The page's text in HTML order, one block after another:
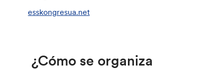
esskongresua.net
¿Cómo se organiza